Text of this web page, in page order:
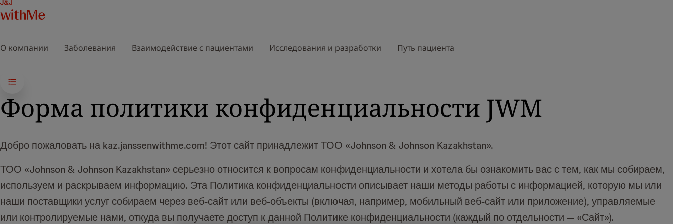
О компании Заболевания Взаимодействие с пациентами Исследования и разработки Путь пациента
Форма политики конфиденциальности JWM
Добро пожаловать на kaz.janssenwithme.com! Этот сайт принадлежит ТОО «Johnson & Johnson Kazakhstan».
ТОО «Johnson & Johnson Kazakhstan» серьезно относится к вопросам конфиденциальности и хотела бы ознакомить вас с тем, как мы собираем,
используем и раскрываем информацию. Эта Политика конфиденциальности описывает наши методы работы с информацией, которую мы или
наши поставщики услуг собираем через веб-сайт или веб-объекты (включая, например, мобильный веб-сайт или приложение), управляемые
или контролируемые нами, откуда вы получаете доступ к данной Политике конфиденциальности (каждый по отдельности — «Сайт»).